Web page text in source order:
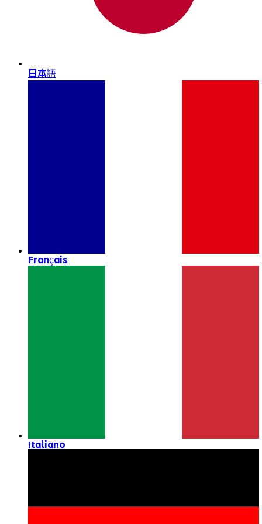
日本語
Français
Italiano